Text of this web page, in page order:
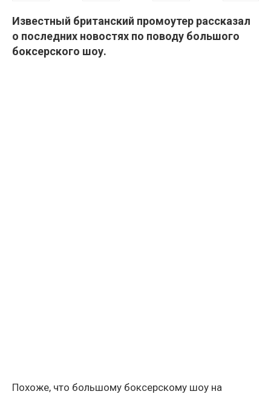
Известный британский промоутер рассказал
о последних новостях по поводу большого
боксерского шоу.
Похоже, что большому боксерскому шоу на